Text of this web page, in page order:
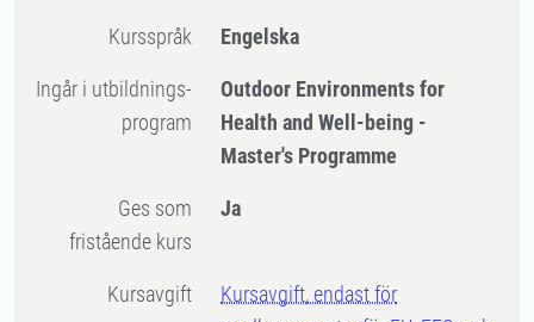
Kursspråk Engelska
Ingår i utbildnings-
program
Outdoor Environments for
Health and Well-being -
Master's Programme
Ges som
fristående kurs
Ja
Kursavgift
Kursavgift, endast för